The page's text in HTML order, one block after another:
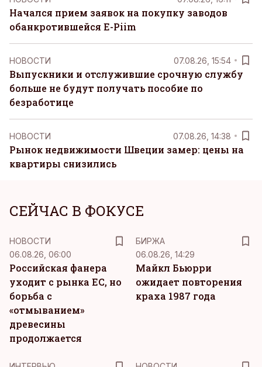
Начался прием заявок на покупку заводов
обанкротившейся E-Piim
НОВОСТИ 07.08.26, 15:54
Выпускники и отслужившие срочную службу
больше не будут получать пособие по
безработице
НОВОСТИ 07.08.26, 14:38
Рынок недвижимости Швеции замер: цены на
квартиры снизились
СЕЙЧАС В ФОКУСЕ
НОВОСТИ
06.08.26, 06:00
Российская фанера
уходит с рынка ЕС, но
борьба с
«отмыванием»
древесины
продолжается
БИРЖА
06.08.26, 14:29
Майкл Бьюрри
ожидает повторения
краха 1987 года